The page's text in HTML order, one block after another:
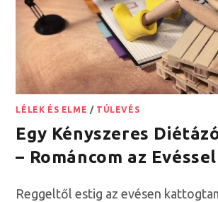
LÉLEK ÉS ELME / TÚLEVÉS
Egy Kényszeres
– Románcom az
Reggeltől estig az evésen